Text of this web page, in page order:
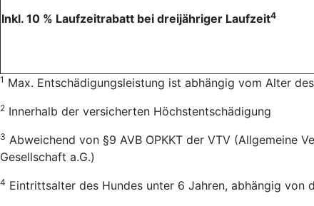
Inkl. 10 % Laufzeitrabatt bei dreijähriger Laufzeit4
1 Max. Entschädigungsleistung ist abhängig vom Alter
2 Innerhalb der versicherten Höchstentschädigung
3 Abweichend von §9 AVB OPKKT der VTV (Allgemeine
Gesellschaft a.G.)
4 Eintrittsalter des Hundes unter 6 Jahren, abhängig von